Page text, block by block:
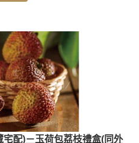
宅配)－玉荷包荔枝禮盒(同外